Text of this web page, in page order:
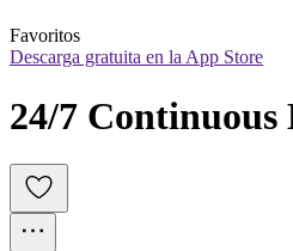
Favoritos
Descarga gratuita en la App Store
24/7 Continuous